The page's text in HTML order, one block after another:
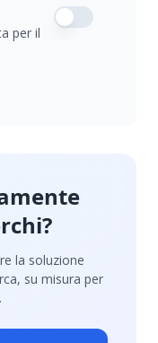
per il
la soluzione
su misura per